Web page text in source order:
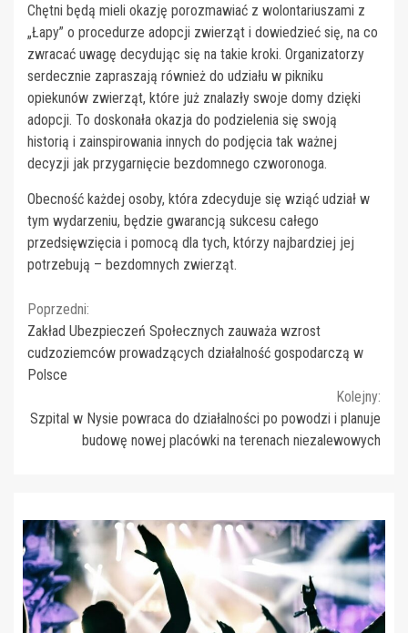
Chętni będą mieli okazję porozmawiać z wolontariuszami z
„Łapy” o procedurze adopcji zwierząt i dowiedzieć się, na co
zwracać uwagę decydując się na takie kroki. Organizatorzy
serdecznie zapraszają również do udziału w pikniku
opiekunów zwierząt, które już znalazły swoje domy dzięki
adopcji. To doskonała okazja do podzielenia się swoją
historią i zainspirowania innych do podjęcia tak ważnej
decyzji jak przygarnięcie bezdomnego czworonoga.
Obecność każdej osoby, która zdecyduje się wziąć udział w
tym wydarzeniu, będzie gwarancją sukcesu całego
przedsięwzięcia i pomocą dla tych, którzy najbardziej jej
potrzebują – bezdomnych zwierząt.
Continue
Reading
Poprzedni:
Zakład Ubezpieczeń Społecznych zauważa wzrost
cudzoziemców prowadzących działalność gospodarczą w
Polsce
Kolejny:
Szpital w Nysie powraca do działalności po powodzi i planuje
budowę nowej placówki na terenach niezalewowych